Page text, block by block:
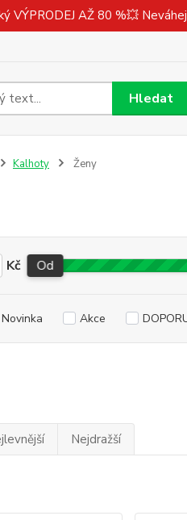
AŽ 80 %💥
Hledat
Kalhoty Ženy
Kč Od
Novinka Akce
Nejdražší